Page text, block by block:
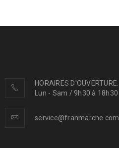
HORAIRES D'OUVERTURE:
Lun - Sam / 9h30 à 18h30
service@franmarche.com